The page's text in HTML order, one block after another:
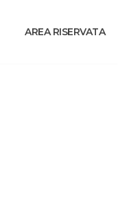
AREA RISERVATA